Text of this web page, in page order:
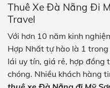
Thuê Xe Đà Nẵng Đi
Travel
Với hơn 10 năm kinh
Hợp Nhất tự hào là 1
lái uy tín, giá rẻ, hợp đồng
chóng. Nhiều khách hàng